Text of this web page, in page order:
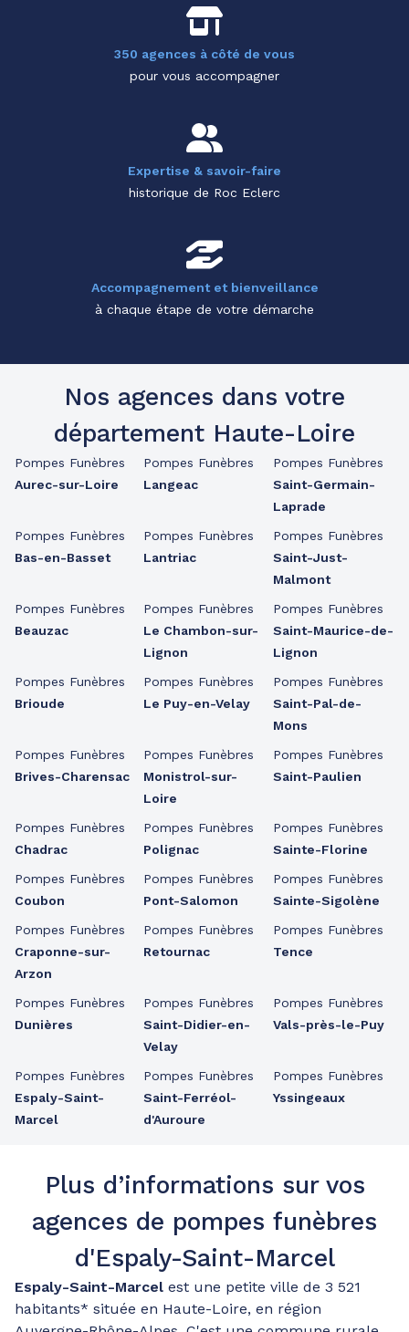
350 agences à côté de vous
pour vous accompagner
Expertise & savoir-faire
historique de Roc Eclerc
Accompagnement et bienveillance
à chaque étape de votre démarche
Nos agences dans votre
département Haute-Loire
Pompes Funèbres
Aurec-sur-Loire
Pompes Funèbres
Bas-en-Basset
Pompes Funèbres
Beauzac
Pompes Funèbres
Brioude
Pompes Funèbres
Brives-Charensac
Pompes Funèbres
Chadrac
Pompes Funèbres
Coubon
Pompes Funèbres
Craponne-sur-
Arzon
Pompes Funèbres
Dunières
Pompes Funèbres
Espaly-Saint-
Marcel
Pompes Funèbres
Langeac
Pompes Funèbres
Lantriac
Pompes Funèbres
Le Chambon-sur-
Lignon
Pompes Funèbres
Le Puy-en-Velay
Pompes Funèbres
Monistrol-sur-
Loire
Pompes Funèbres
Polignac
Pompes Funèbres
Pont-Salomon
Pompes Funèbres
Retournac
Pompes Funèbres
Saint-Didier-en-
Velay
Pompes Funèbres
Saint-Ferréol-
d'Auroure
Pompes Funèbres
Saint-Germain-
Laprade
Pompes Funèbres
Saint-Just-
Malmont
Pompes Funèbres
Saint-Maurice-de-
Lignon
Pompes Funèbres
Saint-Pal-de-
Mons
Pompes Funèbres
Saint-Paulien
Pompes Funèbres
Sainte-Florine
Pompes Funèbres
Sainte-Sigolène
Pompes Funèbres
Tence
Pompes Funèbres
Vals-près-le-Puy
Pompes Funèbres
Yssingeaux
Plus d’informations sur vos
agences de pompes funèbres
d'Espaly-Saint-Marcel
Espaly-Saint-Marcel est une petite ville de 3 521
habitants* située en Haute-Loire, en région